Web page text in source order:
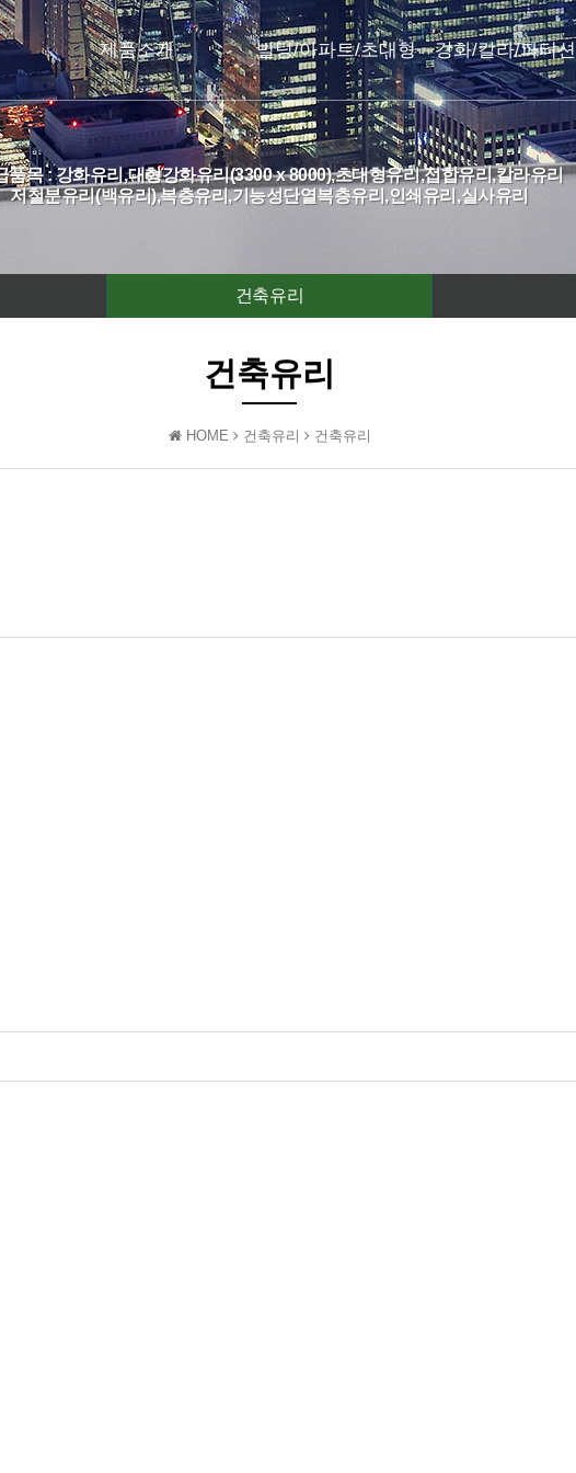
제품소개 빌딩/아파트/초대형 강화/칼라/파티션
품목 : 강화유리,대형강화유리(3300 x 8000),초대형유리,접합유리,칼라유리
저철분유리(백유리),복층유리,기능성단열복층유리,인쇄유리,실사유리
건축유리
건축유리
HOME 건축유리 건축유리